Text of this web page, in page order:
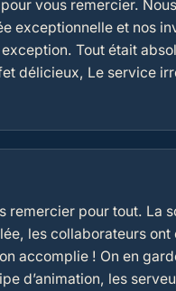
vous remercier.
exceptionnelle et nos
Tout était
délicieux, Le service
remercier pour tout. La
les collaborateurs ont
accomplie ! On en
d’animation, les